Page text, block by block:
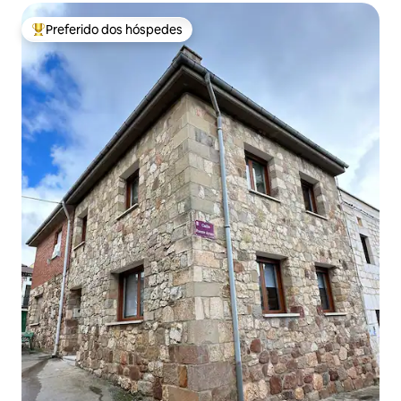
Entre os melhores preferidos dos hóspedes
Preferido dos hóspedes